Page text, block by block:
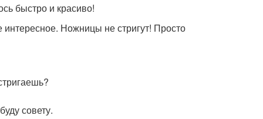
быстро и красиво!
интересное. Ножницы не стригут! Просто
совету.